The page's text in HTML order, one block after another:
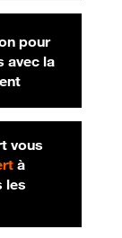
pour
avec la
vous
à
les